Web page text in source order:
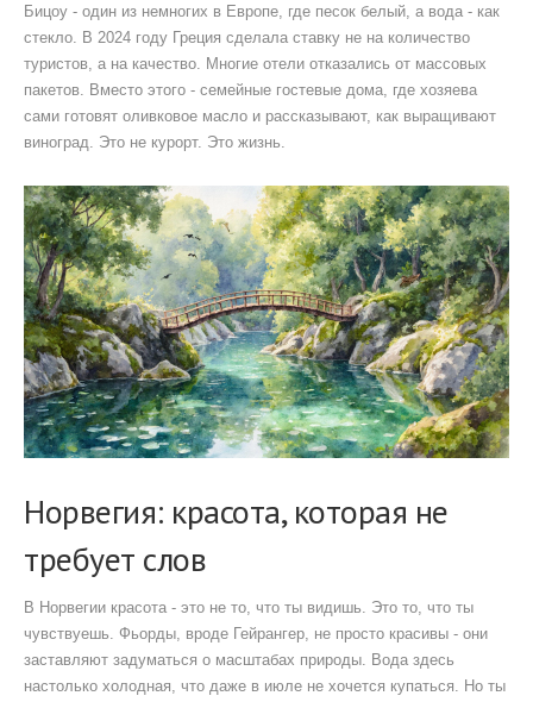
Бицоу - один из немногих в Европе, где песок белый, а вода - как
стекло. В 2024 году Греция сделала ставку не на количество
туристов, а на качество. Многие отели отказались от массовых
пакетов. Вместо этого - семейные гостевые дома, где хозяева
сами готовят оливковое масло и рассказывают, как выращивают
виноград. Это не курорт. Это жизнь.
Норвегия: красота, которая не
требует слов
В Норвегии красота - это не то, что ты видишь. Это то, что ты
чувствуешь. Фьорды, вроде Гейрангер, не просто красивы - они
заставляют задуматься о масштабах природы. Вода здесь
настолько холодная, что даже в июле не хочется купаться. Но ты